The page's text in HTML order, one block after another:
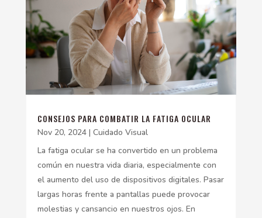
CONSEJOS PARA COMBATIR LA FATIGA OCULAR
Nov 20, 2024| Cuidado Visual
La fatiga ocular se ha convertido en un problema
común en nuestra vida diaria, especialmente con
el aumento del uso de dispositivos digitales. Pasar
largas horas frente a pantallas puede provocar
molestias y cansancio en nuestros ojos. En